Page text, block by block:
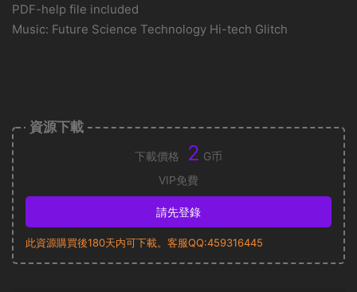
PDF-help file included
Music: Future Science Technology Hi-tech Glitch
資源下載
下載價格 2 G币
VIP免費
請先登錄
此資源購買後180天内可下載。客服QQ:459316445